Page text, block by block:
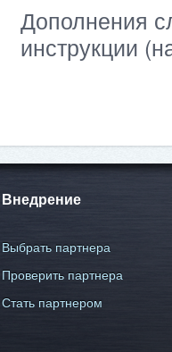
Дополнения
инструкции
Внедрение
Выбрать партнера
Проверить партнера
Стать партнером